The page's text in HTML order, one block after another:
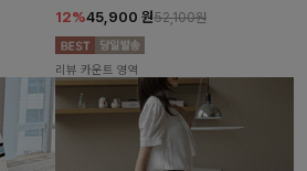
12%45,900 원52,100원
리뷰 카운트 영역